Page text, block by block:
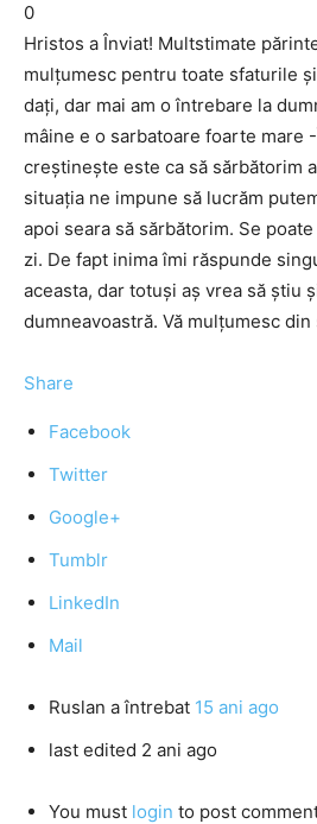
0
Hristos a Înviat! Multstimate
mulţumesc pentru toate sfaturile
daţi, dar mai am o întrebare la
mâine e o sarbatoare foarte mare
creştineşte este ca să sărbătorim
situaţia ne impune să lucrăm
apoi seara să sărbătorim. Se
zi. De fapt inima îmi răspunde
aceasta, dar totuşi aş vrea să ştiu
dumneavoastră. Vă mulţumesc
Share
Facebook
Twitter
Google+
Tumblr
LinkedIn
Mail
Ruslan a întrebat 15 ani ago
last edited 2 ani ago
You must login to post